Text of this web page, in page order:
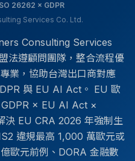
26262 × GDPR
Services Co. Ltd.
Consulting Services
法遵顧問團隊，整合流程優
業，協助台灣出口商對應
與 EU AI Act。 EU 歐
× EU AI Act ×
決 EU CRA 2026 年強制生
違規最高 1,000 萬歐元或
歐元前例、DORA 金融數